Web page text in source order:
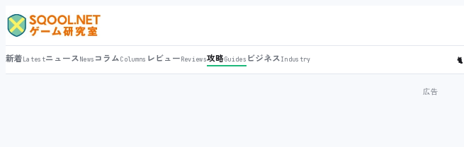
新着LatestニュースNews コラムColumns レビューReviews攻略Guides ビジネスIndustry 🐈